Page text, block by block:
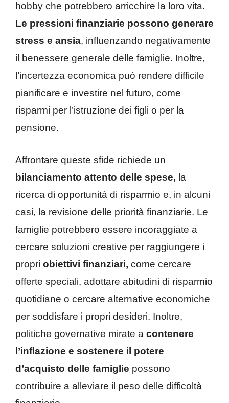
hobby che potrebbero arricchire la loro vita.
Le pressioni finanziarie possono generare
stress e ansia, influenzando negativamente
il benessere generale delle famiglie. Inoltre,
l’incertezza economica può rendere difficile
pianificare e investire nel futuro, come
risparmi per l’istruzione dei figli o per la
pensione.
Affrontare queste sfide richiede un
bilanciamento attento delle spese, la
ricerca di opportunità di risparmio e, in alcuni
casi, la revisione delle priorità finanziarie. Le
famiglie potrebbero essere incoraggiate a
cercare soluzioni creative per raggiungere i
propri obiettivi finanziari, come cercare
offerte speciali, adottare abitudini di risparmio
quotidiane o cercare alternative economiche
per soddisfare i propri desideri. Inoltre,
politiche governative mirate a contenere
l’inflazione e sostenere il potere
d’acquisto delle famiglie possono
contribuire a alleviare il peso delle difficoltà